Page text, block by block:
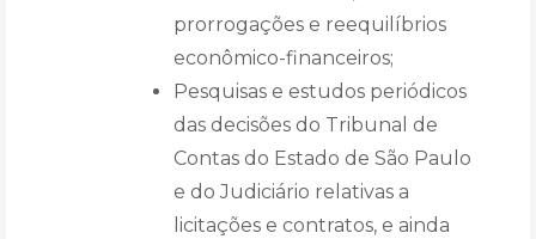
prorrogações e reequilíbrios
econômico-financeiros;
Pesquisas e estudos periódicos
das decisões do Tribunal de
Contas do Estado de São Paulo
e do Judiciário relativas a
licitações e contratos, e ainda